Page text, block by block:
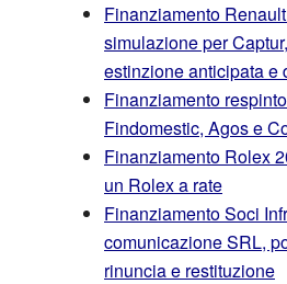
Finanziamento
simulazione per
estinzione anticipata e
Finanziamento
Findomestic, Agos e
Finanziamento Rolex
un Rolex a rate
Finanziamento Soci
comunicazione SRL,
rinuncia e restituzione